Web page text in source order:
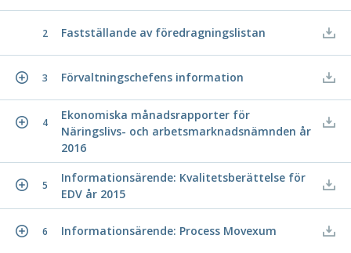
2 Fastställande av föredragningslistan
3 Förvaltningschefens information
4
Ekonomiska månadsrapporter för
Näringslivs- och arbetsmarknadsnämnden år
2016
5
Informationsärende: Kvalitetsberättelse för
EDV år 2015
6 Informationsärende: Process Movexum